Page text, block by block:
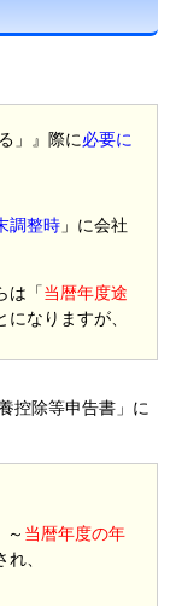
」』際に必要に
調整時 」に会社
は「当暦年度途
になりますが、
控除等申告書」に
～ 当暦年度の年
、